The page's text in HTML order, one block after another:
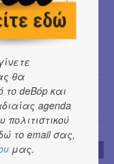
Μαρία Σπανουδάκη
θα
το deBόp και
agenda
πολιτιστικού
το email σας,
μας.